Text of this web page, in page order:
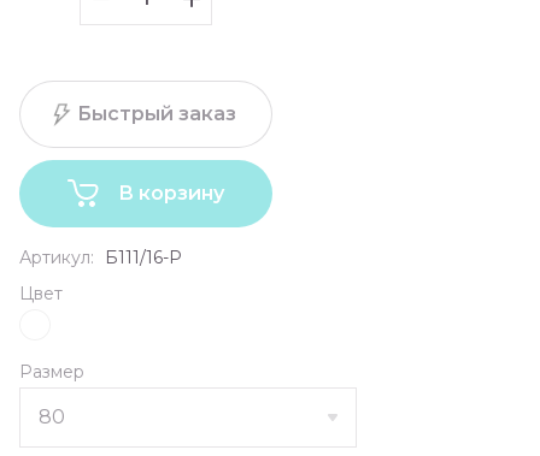
В корзину
Быстрый заказ
Артикул:
Б111/16-Р
Цвет
Размер